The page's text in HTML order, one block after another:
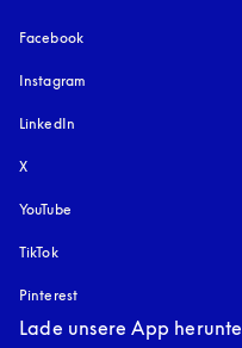
Facebook
Instagram
LinkedIn
X
YouTube
TikTok
Pinterest
Lade unsere App